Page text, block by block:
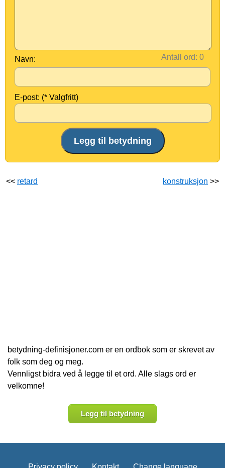
Antall ord:
Navn:
E-post: (* Valgfritt)
<< retard konstruksjon >>
betydning-definisjoner.com er en ordbok som er skrevet av
folk som deg og meg.
Vennligst bidra ved å legge til et ord. Alle slags ord er
velkomne!
Legg til betydning